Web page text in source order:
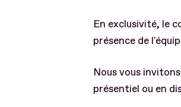
En exclusivité, le
présence de
Nous vous
présentiel ou en